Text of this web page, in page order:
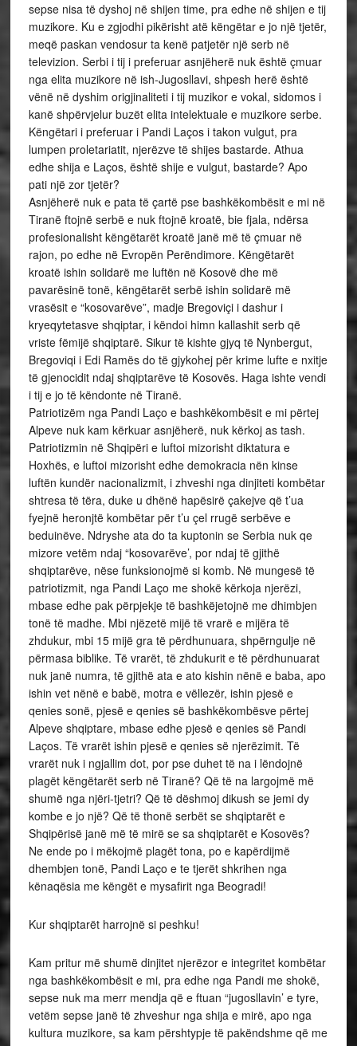
sepse nisa të dyshoj në shijen time, pra edhe në shijen e tij
muzikore. Ku e zgjodhi pikërisht atë këngëtar e jo një tjetër,
meqë paskan vendosur ta kenë patjetër një serb në
televizion. Serbi i tij i preferuar asnjëherë nuk është çmuar
nga elita muzikore në ish-Jugosllavi, shpesh herë është
vënë në dyshim origjinaliteti i tij muzikor e vokal, sidomos i
kanë shpërvjelur buzët elita intelektuale e muzikore serbe.
Këngëtari i preferuar i Pandi Laços i takon vulgut, pra
lumpen proletariatit, njerëzve të shijes bastarde. Athua
edhe shija e Laços, është shije e vulgut, bastarde? Apo
pati një zor tjetër?
Asnjëherë nuk e pata të çartë pse bashkëkombësit e mi në
Tiranë ftojnë serbë e nuk ftojnë kroatë, bie fjala, ndërsa
profesionalisht këngëtarët kroatë janë më të çmuar në
rajon, po edhe në Evropën Perëndimore. Këngëtarët
kroatë ishin solidarë me luftën në Kosovë dhe më
pavarësinë tonë, këngëtarët serbë ishin solidarë më
vrasësit e “kosovarëve”, madje Bregoviçi i dashur i
kryeqytetasve shqiptar, i këndoi himn kallashit serb që
vriste fëmijë shqiptarë. Sikur të kishte gjyq të Nynbergut,
Bregoviqi i Edi Ramës do të gjykohej për krime lufte e nxitje
të gjenocidit ndaj shqiptarëve të Kosovës. Haga ishte vendi
i tij e jo të këndonte në Tiranë.
Patriotizëm nga Pandi Laço e bashkëkombësit e mi përtej
Alpeve nuk kam kërkuar asnjëherë, nuk kërkoj as tash.
Patriotizmin në Shqipëri e luftoi mizorisht diktatura e
Hoxhës, e luftoi mizorisht edhe demokracia nën kinse
luftën kundër nacionalizmit, i zhveshi nga dinjiteti kombëtar
shtresa të tëra, duke u dhënë hapësirë çakejve që t’ua
fyejnë heronjtë kombëtar për t’u çel rrugë serbëve e
beduinëve. Ndryshe ata do ta kuptonin se Serbia nuk qe
mizore vetëm ndaj “kosovarëve’, por ndaj të gjithë
shqiptarëve, nëse funksionojmë si komb. Në mungesë të
patriotizmit, nga Pandi Laço me shokë kërkoja njerëzi,
mbase edhe pak përpjekje të bashkëjetojnë me dhimbjen
tonë të madhe. Mbi njëzetë mijë të vrarë e mijëra të
zhdukur, mbi 15 mijë gra të përdhunuara, shpërngulje në
përmasa biblike. Të vrarët, të zhdukurit e të përdhunuarat
nuk janë numra, të gjithë ata e ato kishin nënë e baba, apo
ishin vet nënë e babë, motra e vëllezër, ishin pjesë e
qenies sonë, pjesë e qenies së bashkëkombësve përtej
Alpeve shqiptare, mbase edhe pjesë e qenies së Pandi
Laços. Të vrarët ishin pjesë e qenies së njerëzimit. Të
vrarët nuk i ngjallim dot, por pse duhet të na i lëndojnë
plagët këngëtarët serb në Tiranë? Që të na largojmë më
shumë nga njëri-tjetri? Që të dëshmoj dikush se jemi dy
kombe e jo një? Që të thonë serbët se shqiptarët e
Shqipërisë janë më të mirë se sa shqiptarët e Kosovës?
Ne ende po i mëkojmë plagët tona, po e kapërdijmë
dhembjen tonë, Pandi Laço e te tjerët shkrihen nga
kënaqësia me këngët e mysafirit nga Beogradi!
Kur shqiptarët harrojnë si peshku!
Kam pritur më shumë dinjitet njerëzor e integritet kombëtar
nga bashkëkombësit e mi, pra edhe nga Pandi me shokë,
sepse nuk ma merr mendja që e ftuan “jugosllavin’ e tyre,
vetëm sepse janë të zhveshur nga shija e mirë, apo nga
kultura muzikore, sa kam përshtypje të pakëndshme që me